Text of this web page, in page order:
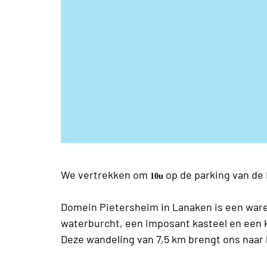
We vertrekken om 10u op de parking van
Domein Pietersheim in Lanaken is een
waterburcht, een imposant kasteel en
Deze wandeling van 7,5 km brengt ons